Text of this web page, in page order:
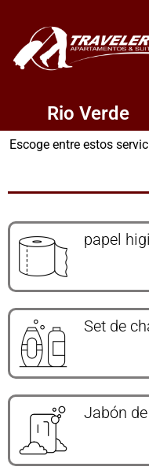
Rio Verde
Escoge entre estos
papel
Set de
Jabón